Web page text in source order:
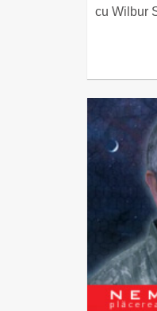
cu Wilbur